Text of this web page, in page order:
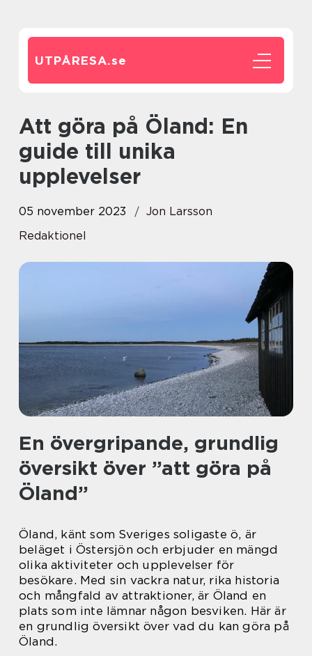
UTPÅRESA.se
Att göra på Öland: En
guide till unika
upplevelser
05 november 2023
Jon Larsson
Redaktionel
En övergripande, grundlig
översikt över ”att göra på
Öland”
Öland, känt som Sveriges soligaste ö, är
beläget i Östersjön och erbjuder en mängd
olika aktiviteter och upplevelser för
besökare. Med sin vackra natur, rika historia
och mångfald av attraktioner, är Öland en
plats som inte lämnar någon besviken. Här är
en grundlig översikt över vad du kan göra på
Öland.